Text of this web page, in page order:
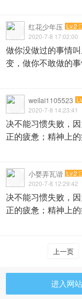
红花少年压 Lv.2
2020-7-8 17:02:00
做你没做过的事情
变，做你不敢做的事
weilai1105523
2020-7-8 14:23:41
决不能习惯失败，
正的疲惫；精神上
小婴弄瓦谐 Lv.2
2020-7-8 12:29:42
决不能习惯失败，
正的疲惫；精神上
上一页
进入网